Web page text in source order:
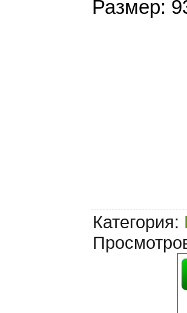
Размер:
Категория: